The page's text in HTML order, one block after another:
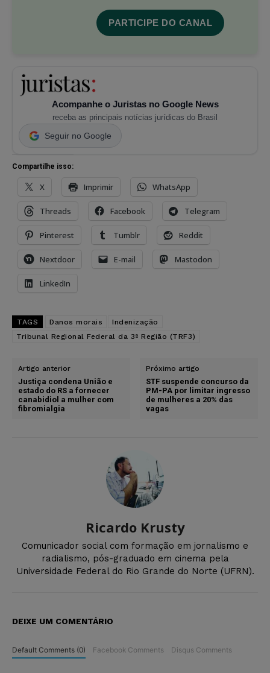
PARTICIPE DO CANAL
Acompanhe o Juristas no Google News
receba as principais notícias jurídicas do Brasil
Seguir no Google
Compartilhe isso:
X Imprimir WhatsApp
Threads Facebook Telegram
Pinterest Tumblr Reddit
Nextdoor E-mail Mastodon
LinkedIn
TAGS Danos morais
Indenização
Tribunal Regional Federal da 3ª Região (TRF3)
Artigo anterior
Justiça condena União e
estado do RS a fornecer
canabidiol a mulher com
fibromialgia
Próximo artigo
STF suspende concurso da
PM-PA por limitar ingresso
de mulheres a 20% das
vagas
Ricardo Krusty
Comunicador social com formação em jornalismo e
radialismo, pós-graduado em cinema pela
Universidade Federal do Rio Grande do Norte (UFRN).
DEIXE UM COMENTÁRIO
Default Comments (0) Facebook Comments Disqus Comments